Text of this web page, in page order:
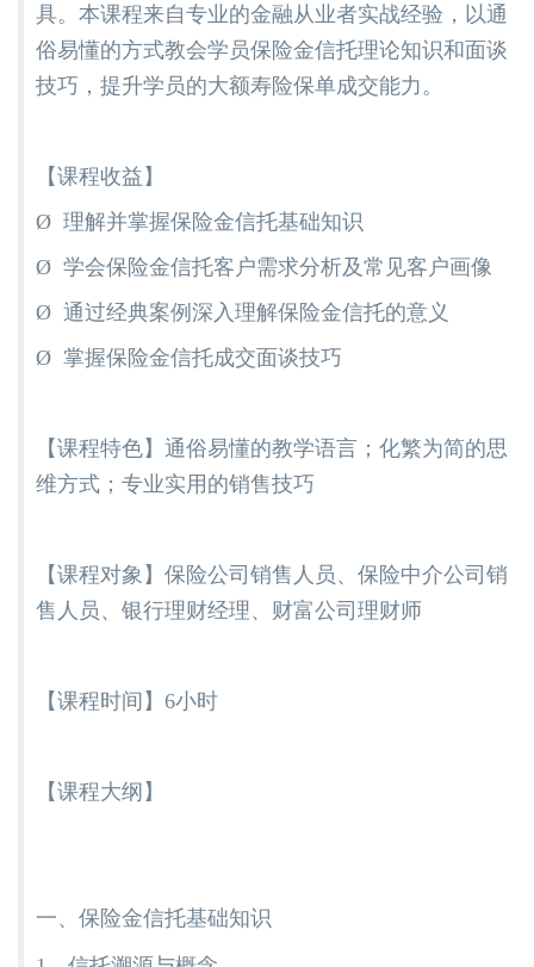
具。本课程来自专业的金融从业者实战经验，以通
俗易懂的方式教会学员保险金信托理论知识和面谈
技巧，提升学员的大额寿险保单成交能力。
【课程收益】
Ø 理解并掌握保险金信托基础知识
Ø 学会保险金信托客户需求分析及常见客户画像
Ø 通过经典案例深入理解保险金信托的意义
Ø 掌握保险金信托成交面谈技巧
【课程特色】通俗易懂的教学语言；化繁为简的思
维方式；专业实用的销售技巧
【课程对象】保险公司销售人员、保险中介公司销
售人员、银行理财经理、财富公司理财师
【课程时间】6小时
【课程大纲】
一、保险金信托基础知识